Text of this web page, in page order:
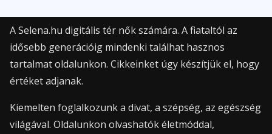
A Selena.hu digitális tér nők számára. A fiataltól az
idősebb generációig mindenki találhat hasznos
tartalmat oldalunkon. Cikkeinket úgy készítjük el, hogy
értéket adjanak.
Kiemelten foglalkozunk a divat, a szépség, az egészség
világával. Oldalunkon olvashatók életmóddal,